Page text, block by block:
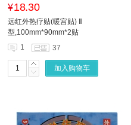
¥18.30
远红外热疗贴(暖宫贴) Ⅱ
型,100mm*90mm*2贴
1
37
加入购物车